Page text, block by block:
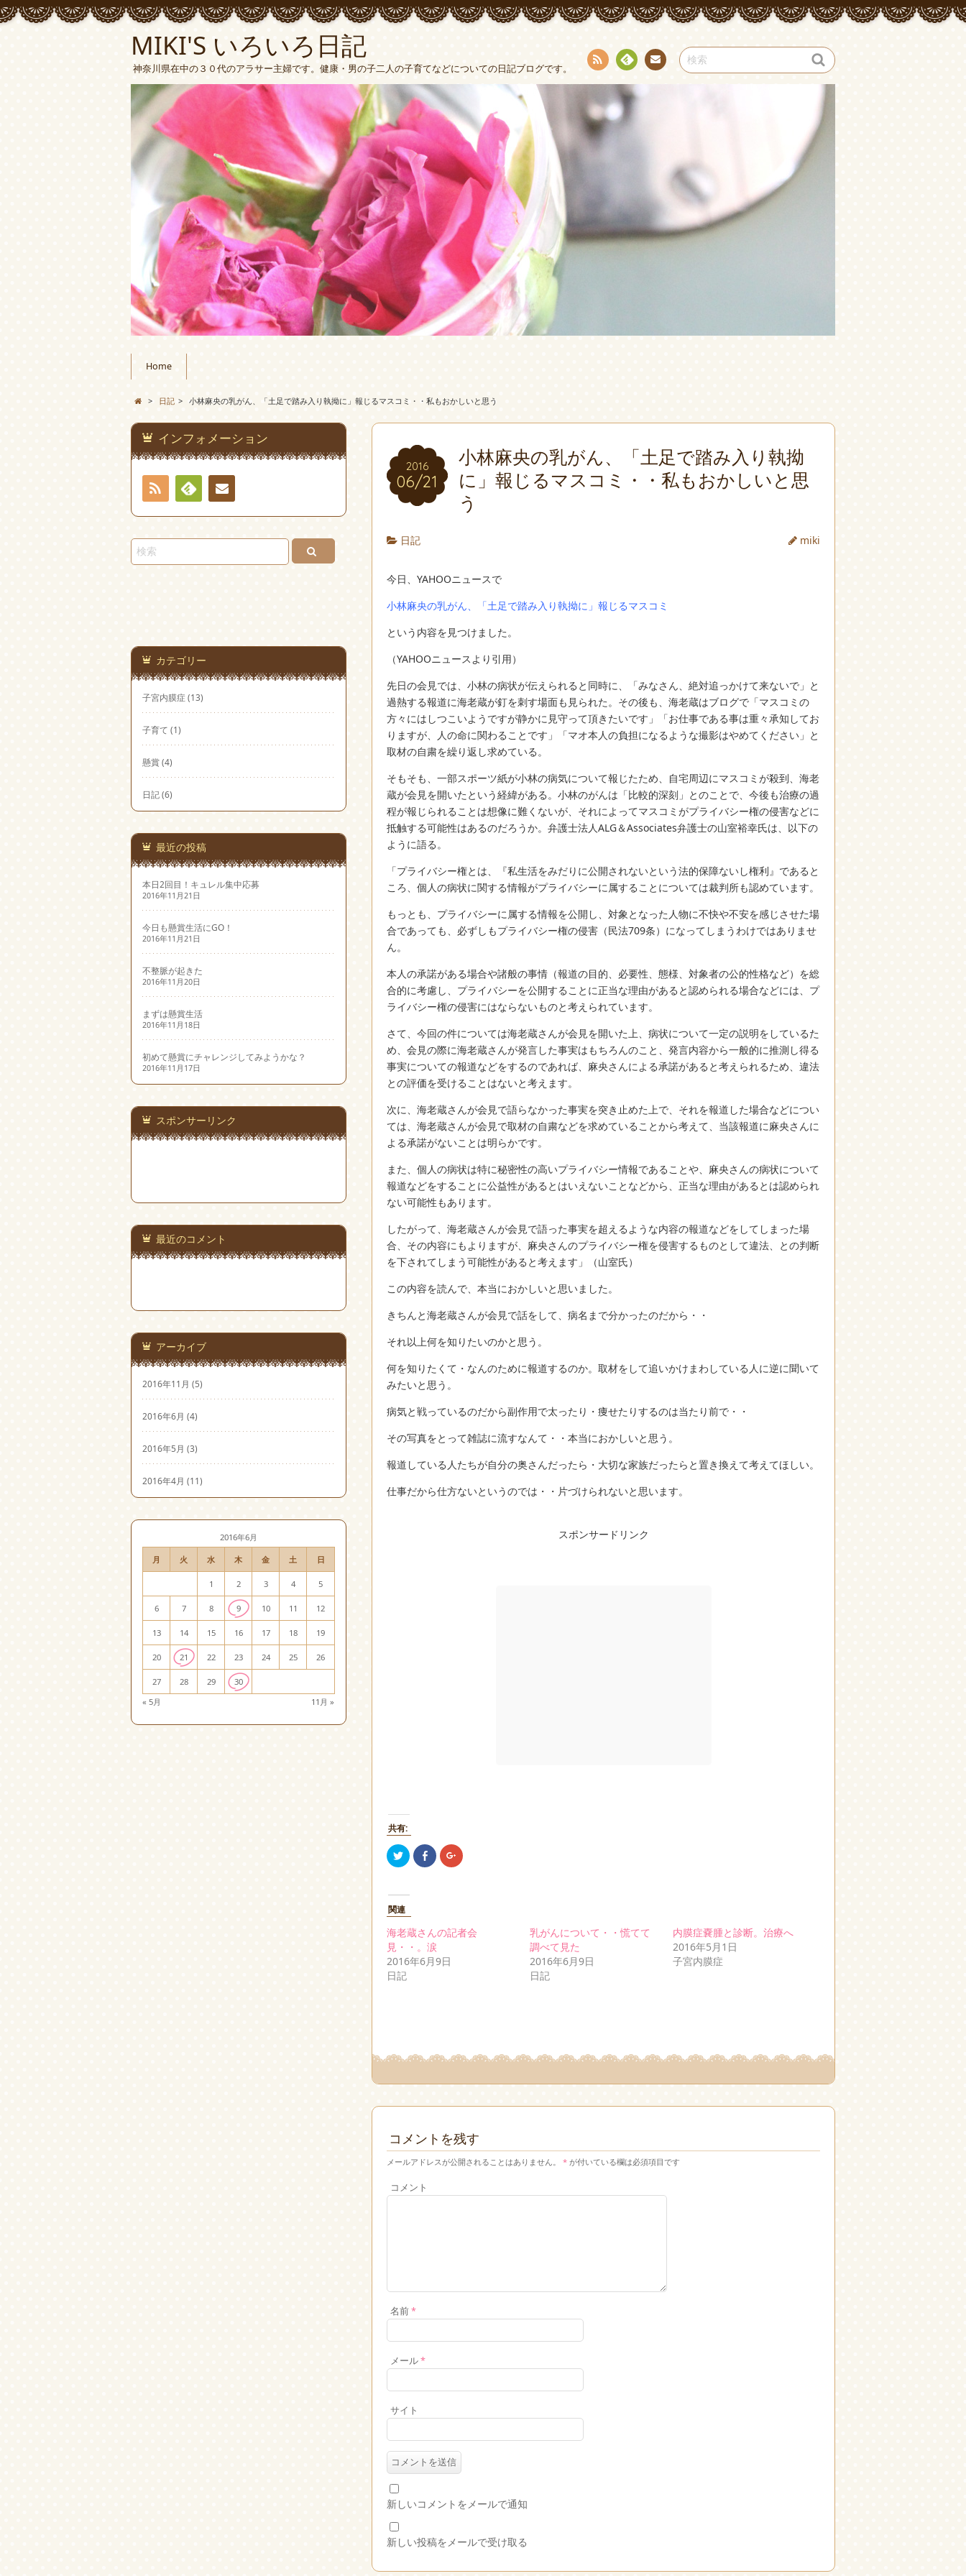
MIKI'S いろいろ日記
神奈川県在中の３０代のアラサー主婦です。健康・男の子二人の子育てなどについての日記ブログです。
RSS Fee
dly
Home
> 日記 > 小林麻央の乳がん、「土足で踏み入り執拗に」報じるマスコミ・・私もおかしいと思う
2016
06/21
小林麻央の乳がん、「土足で踏み入り執拗
に」報じるマスコミ・・私もおかしいと思
う
日記 miki
今日、YAHOOニュースで
小林麻央の乳がん、「土足で踏み入り執拗に」報じるマスコミ
という内容を見つけました。
（YAHOOニュースより引用）
先日の会見では、小林の病状が伝えられると同時に、「みなさん、絶対追っかけて来ないで」と
過熱する報道に海老蔵が釘を刺す場面も見られた。その後も、海老蔵はブログで「マスコミの
方々にはしつこいようですが静かに見守って頂きたいです」「お仕事である事は重々承知してお
りますが、人の命に関わることです」「マオ本人の負担になるような撮影はやめてください」と
取材の自粛を繰り返し求めている。
そもそも、一部スポーツ紙が小林の病気について報じたため、自宅周辺にマスコミが殺到、海老
蔵が会見を開いたという経緯がある。小林のがんは「比較的深刻」とのことで、今後も治療の過
程が報じられることは想像に難くないが、それによってマスコミがプライバシー権の侵害などに
抵触する可能性はあるのだろうか。弁護士法人ALG＆Associates弁護士の山室裕幸氏は、以下の
ように語る。
「プライバシー権とは、『私生活をみだりに公開されないという法的保障ないし権利』であると
ころ、個人の病状に関する情報がプライバシーに属することについては裁判所も認めています。
もっとも、プライバシーに属する情報を公開し、対象となった人物に不快や不安を感じさせた場
合であっても、必ずしもプライバシー権の侵害（民法709条）になってしまうわけではありませ
ん。
本人の承諾がある場合や諸般の事情（報道の目的、必要性、態様、対象者の公的性格など）を総
合的に考慮し、プライバシーを公開することに正当な理由があると認められる場合などには、プ
ライバシー権の侵害にはならないものと考えられています。
さて、今回の件については海老蔵さんが会見を開いた上、病状について一定の説明をしているた
め、会見の際に海老蔵さんが発言した事実はもちろんのこと、発言内容から一般的に推測し得る
事実についての報道などをするのであれば、麻央さんによる承諾があると考えられるため、違法
との評価を受けることはないと考えます。
次に、海老蔵さんが会見で語らなかった事実を突き止めた上で、それを報道した場合などについ
ては、海老蔵さんが会見で取材の自粛などを求めていることから考えて、当該報道に麻央さんに
よる承諾がないことは明らかです。
また、個人の病状は特に秘密性の高いプライバシー情報であることや、麻央さんの病状について
報道などをすることに公益性があるとはいえないことなどから、正当な理由があるとは認められ
ない可能性もあります。
したがって、海老蔵さんが会見で語った事実を超えるような内容の報道などをしてしまった場
合、その内容にもよりますが、麻央さんのプライバシー権を侵害するものとして違法、との判断
を下されてしまう可能性があると考えます」（山室氏）
この内容を読んで、本当におかしいと思いました。
きちんと海老蔵さんが会見で話をして、病名まで分かったのだから・・
それ以上何を知りたいのかと思う。
何を知りたくて・なんのために報道するのか。取材をして追いかけまわしている人に逆に聞いて
みたいと思う。
病気と戦っているのだから副作用で太ったり・痩せたりするのは当たり前で・・
その写真をとって雑誌に流すなんて・・本当におかしいと思う。
報道している人たちが自分の奥さんだったら・大切な家族だったらと置き換えて考えてほしい。
仕事だから仕方ないというのでは・・片づけられないと思います。
スポンサードリンク
共有:
ク
リ
て
Twitter
で
有
(新
し
い
ウ
ィ
ン
Facebook
で
リ
ッ
ク
し
て
ン
ド
開
ま
ク
リ
有
(新
関連
海老蔵さんの記者会
見・・。涙
2016年6月9日
日記
乳がんについて・・慌てて
調べて見た
2016年6月9日
日記
内膜症嚢腫と診断。治療へ
2016年5月1日
子宮内膜症
コメントを残す
メールアドレスが公開されることはありません。 * が付いている欄は必須項目です
コメント
名前*
メール*
サイト
新しいコメントをメールで通知
新しい投稿をメールで受け取る
インフォメーション
RSS
Feedlyお問
い合
わせ
カテゴリー
子宮内膜症 (13)
子育て (1)
懸賞(4)
日記(6)
最近の投稿
本日2回目！キュレル集中応募
2016年11月21日
今日も懸賞生活にGO！
2016年11月21日
不整脈が起きた
2016年11月20日
まずは懸賞生活
2016年11月18日
初めて懸賞にチャレンジしてみようかな？
2016年11月17日
スポンサーリンク
最近のコメント
アーカイブ
2016年11月 (5)
2016年6月 (4)
2016年5月 (3)
2016年4月 (11)
2016年6月
月 火 水 木 金 土 日
« 5月 11月 »
1 2 3 4 5
6 7 8 9 10 11 12
13 14 15 16 17 18 19
20 21 22 23 24 25 26
27 28 29 30